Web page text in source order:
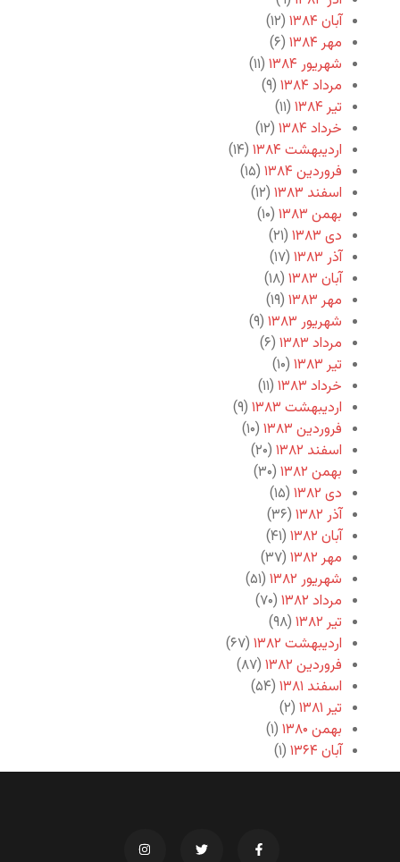
آبان ۱۳۸۴
(۱۲)
مهر ۱۳۸۴
(۶)
شهریور ۱۳۸۴
(۱۱)
مرداد ۱۳۸۴
(۹)
تیر ۱۳۸۴
(۱۱)
خرداد ۱۳۸۴
(۱۲)
اردیبهشت ۱۳۸۴
(۱۴)
فروردین ۱۳۸۴
(۱۵)
اسفند ۱۳۸۳
(۱۲)
بهمن ۱۳۸۳
(۱۰)
دی ۱۳۸۳
(۲۱)
آذر ۱۳۸۳
(۱۷)
آبان ۱۳۸۳
(۱۸)
مهر ۱۳۸۳
(۱۹)
شهریور ۱۳۸۳
(۹)
مرداد ۱۳۸۳
(۶)
تیر ۱۳۸۳
(۱۰)
خرداد ۱۳۸۳
(۱۱)
اردیبهشت ۱۳۸۳
(۹)
فروردین ۱۳۸۳
(۱۰)
اسفند ۱۳۸۲
(۲۰)
بهمن ۱۳۸۲
(۳۰)
دی ۱۳۸۲
(۱۵)
آذر ۱۳۸۲
(۳۶)
آبان ۱۳۸۲
(۴۱)
مهر ۱۳۸۲
(۳۷)
شهریور ۱۳۸۲
(۵۱)
مرداد ۱۳۸۲
(۷۰)
تیر ۱۳۸۲
(۹۸)
اردیبهشت ۱۳۸۲
(۶۷)
فروردین ۱۳۸۲
(۸۷)
اسفند ۱۳۸۱
(۵۴)
تیر ۱۳۸۱
(۲)
بهمن ۱۳۸۰
(۱)
آبان ۱۳۶۴
(۱)